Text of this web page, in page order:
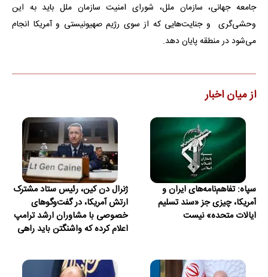
جامعه جهانی، سازمان ملل، شورای امنیت سازمان ملل باید به این
وحشی‌گری و جنایت‌هایی که از سوی رژیم صهیونیستی و آمریکا انجام
می‌شود در منطقه پایان دهد.
از میان اخبار
سپاه: تفاهم‌نامه‌های ایران و
آمریکا، چیزی جز «سند تسلیم
ایالات متحده» نیست
ژنرال دن کین، رئیس ستاد مشترک
ارتش آمریکا، در گفت‌وگوهای
خصوصی با مشاوران ارشد ترامپ
اعلام کرده که واشنگتن باید راهی